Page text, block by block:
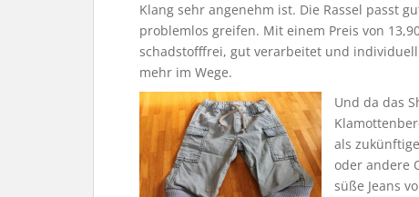
Klang sehr angenehm ist. Die Rassel passt
problemlos greifen. Mit einem Preis von
schadstofffrei, gut verarbeitet und
mehr im Wege.
Und da das
als
oder andere
süße Jeans